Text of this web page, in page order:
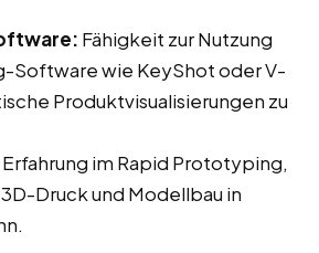
Fähigkeit zur Nutzung
Software wie KeyShot oder V-
Produktvisualisierungen zu
Erfahrung im Rapid Prototyping,
Druck und Modellbau in